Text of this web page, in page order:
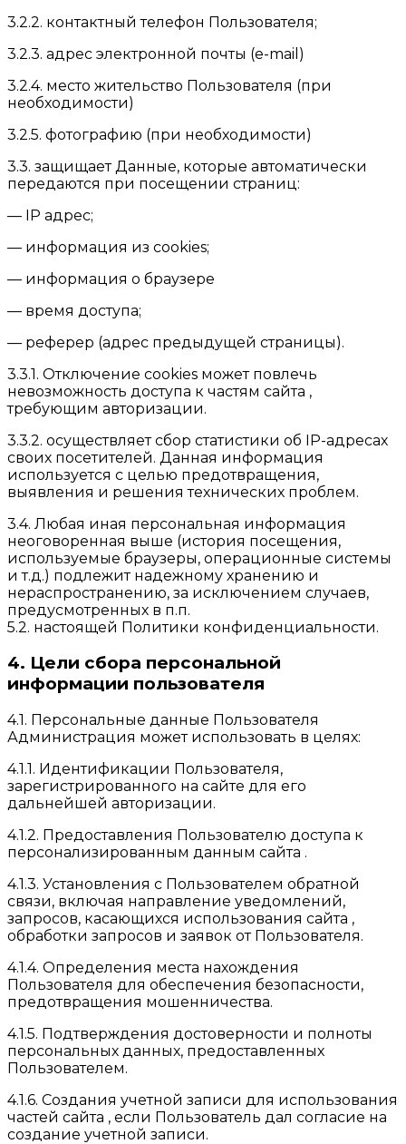
3.2.2. контактный телефон Пользователя;
3.2.3. адрес электронной почты (e-mail)
3.2.4. место жительство Пользователя (при
необходимости)
3.2.5. фотографию (при необходимости)
3.3. защищает Данные, которые автоматически
передаются при посещении страниц:
— IP адрес;
— информация из cookies;
— информация о браузере
— время доступа;
— реферер (адрес предыдущей страницы).
3.3.1. Отключение cookies может повлечь
невозможность доступа к частям сайта ,
требующим авторизации.
3.3.2. осуществляет сбор статистики об IP-адресах
своих посетителей. Данная информация
используется с целью предотвращения,
выявления и решения технических проблем.
3.4. Любая иная персональная информация
неоговоренная выше (история посещения,
используемые браузеры, операционные системы
и т.д.) подлежит надежному хранению и
нераспространению, за исключением случаев,
предусмотренных в п.п.
5.2. настоящей Политики конфиденциальности.
4. Цели сбора персональной
информации пользователя
4.1. Персональные данные Пользователя
Администрация может использовать в целях:
4.1.1. Идентификации Пользователя,
зарегистрированного на сайте для его
дальнейшей авторизации.
4.1.2. Предоставления Пользователю доступа к
персонализированным данным сайта .
4.1.3. Установления с Пользователем обратной
связи, включая направление уведомлений,
запросов, касающихся использования сайта ,
обработки запросов и заявок от Пользователя.
4.1.4. Определения места нахождения
Пользователя для обеспечения безопасности,
предотвращения мошенничества.
4.1.5. Подтверждения достоверности и полноты
персональных данных, предоставленных
Пользователем.
4.1.6. Создания учетной записи для использования
частей сайта , если Пользователь дал согласие на
создание учетной записи.